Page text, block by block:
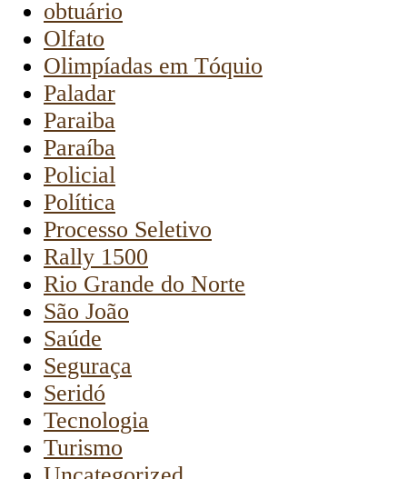
obtuário
Olfato
Olimpíadas em Tóquio
Paladar
Paraiba
Paraíba
Policial
Política
Processo Seletivo
Rally 1500
Rio Grande do Norte
São João
Saúde
Seguraça
Seridó
Tecnologia
Turismo